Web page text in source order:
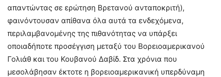
απαντώντας σε ερώτηση Βρετανού ανταποκριτή),
φαινόντουσαν απίθανα όλα αυτά τα ενδεχόμενα,
περιλαμβανομένης της πιθανότητας να υπάρξει
οποιαδήποτε προσέγγιση μεταξύ του Βορειοαμερικανού
Γολιάθ και του Κουβανού Δαβίδ. Στα χρόνια που
μεσολάβησαν έκτοτε η βορειοαμερικανική υπερδύναμη